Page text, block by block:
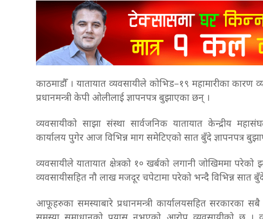
काठमाडौँ । यातायात व्यवसायीले कोभिड–१९ महामारीका कारण
प्रधानमन्त्री केपी ओलीलाई ज्ञापनपत्र बुझाएका छन् ।
व्यवसायीको साझा संस्था सार्वजनिक यातायात केन्द्रीय
कार्यालय पुगेर आज विभिन्न माग समेटिएको सात बुँदे ज्ञापनपत्र
व्यवसायीले यातायात क्षेत्रको १० खर्बको लगानी जोखिममा
व्यवसायीसहित नौ लाख मजदूर चपेटामा परेको भन्दै विभिन्न सात
आफूहरुका समस्याबारे प्रधानमन्त्री कार्यालयसहित सरकारका